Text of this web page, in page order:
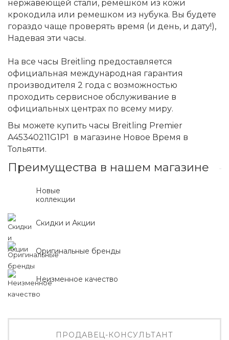
нержавеющей стали, ремешком из кожи
крокодила или ремешком из нубука. Вы будете
гораздо чаще проверять время (и день, и дату!),
Надевая эти часы.
На все часы Breitling предоставляется
официальная международная гарантия
производителя 2 года с возможностью
проходить сервисное обслуживание в
официальных центрах по всему миру.
Вы можете купить часы Breitling Premier
A45340211G1P1 в магазине Новое Время в
Тольятти.
Преимущества в нашем магазине
Новые
коллекции
Скидки и Акции
Оригинальные бренды
Неизменное качество
ПРОДАВЕЦ-КОНСУЛЬТАНТ